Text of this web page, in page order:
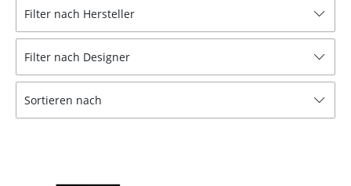
Hocker
Sitzsäcke
Gartenstühle
Filter nach Hersteller
Filter nach Designer
Sortieren nach